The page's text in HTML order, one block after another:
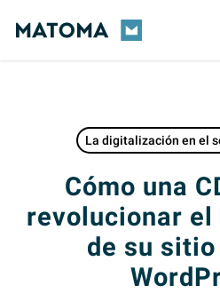
La digitalización en el
Cómo una
revolucionar
de su sitio